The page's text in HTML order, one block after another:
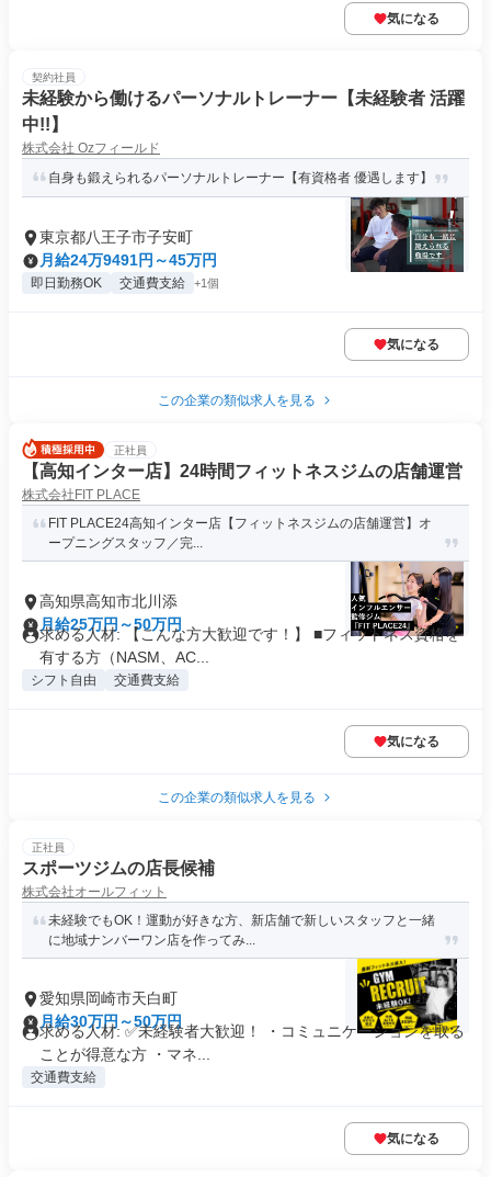
気になる
契約社員
未経験から働けるパーソナルトレーナー【未経験者 活躍
中!!】
株式会社 Ozフィールド
自身も鍛えられるパーソナルトレーナー【有資格者 優遇します】
東京都八王子市子安町
月給24万9491円～45万円
即日勤務OK 交通費支給 +1個
気になる
この企業の類似求人を見る
正社員
【高知インター店】24時間フィットネスジムの店舗運営
株式会社FIT PLACE
FIT PLACE24高知インター店【フィットネスジムの店舗運営】オ
ープニングスタッフ／完...
高知県高知市北川添
月給25万円～50万円
求める人材: 【こんな方大歓迎です！】 ■フィットネス資格を
有する方（NASM、AC...
シフト自由 交通費支給
気になる
この企業の類似求人を見る
正社員
スポーツジムの店長候補
株式会社オールフィット
未経験でもOK！運動が好きな方、新店舗で新しいスタッフと一緒
に地域ナンバーワン店を作ってみ...
愛知県岡崎市天白町
月給30万円～50万円
求める人材: ✅️未経験者大歓迎！ ・コミュニケーションを取る
ことが得意な方 ・マネ...
交通費支給
気になる